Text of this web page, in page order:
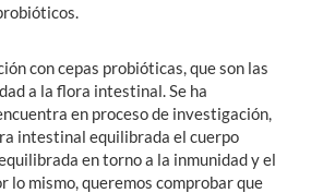
con cepas probióticas, que son las
a la flora intestinal. Se ha
en proceso de investigación,
intestinal equilibrada el cuerpo
en torno a la inmunidad y el
lo mismo, queremos comprobar que